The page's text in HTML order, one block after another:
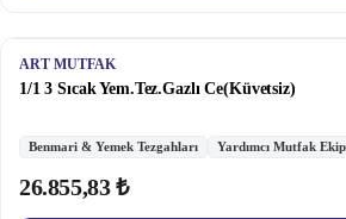
ART MUTFAK
1/1 3 Sıcak Yem.Tez.Gazlı Ce(Küvetsiz)
Benmari & Yemek Tezgahları Yardımcı Mutfak
26.855,83 ₺